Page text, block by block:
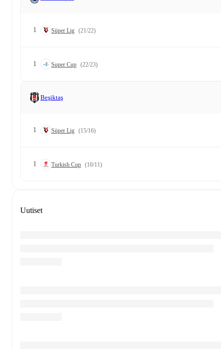
1 Süper Lig (21/22)
1 Super Cup (22/23)
Beşiktaş
1 Süper Lig (15/16)
1 Turkish Cup (10/11)
Uutiset